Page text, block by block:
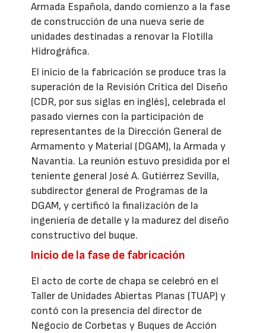
Armada Española, dando comienzo a la fase
de construcción de una nueva serie de
unidades destinadas a renovar la Flotilla
Hidrográfica.
El inicio de la fabricación se produce tras la
superación de la Revisión Crítica del Diseño
(CDR, por sus siglas en inglés), celebrada el
pasado viernes con la participación de
representantes de la Dirección General de
Armamento y Material (DGAM), la Armada y
Navantia. La reunión estuvo presidida por el
teniente general José A. Gutiérrez Sevilla,
subdirector general de Programas de la
DGAM, y certificó la finalización de la
ingeniería de detalle y la madurez del diseño
constructivo del buque.
Inicio de la fase de fabricación
El acto de corte de chapa se celebró en el
Taller de Unidades Abiertas Planas (TUAP) y
contó con la presencia del director de
Negocio de Corbetas y Buques de Acción